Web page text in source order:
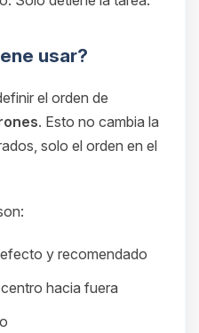
usar?
el orden de
. Esto no cambia la
solo el orden en el
y recomendado
centro hacia fuera